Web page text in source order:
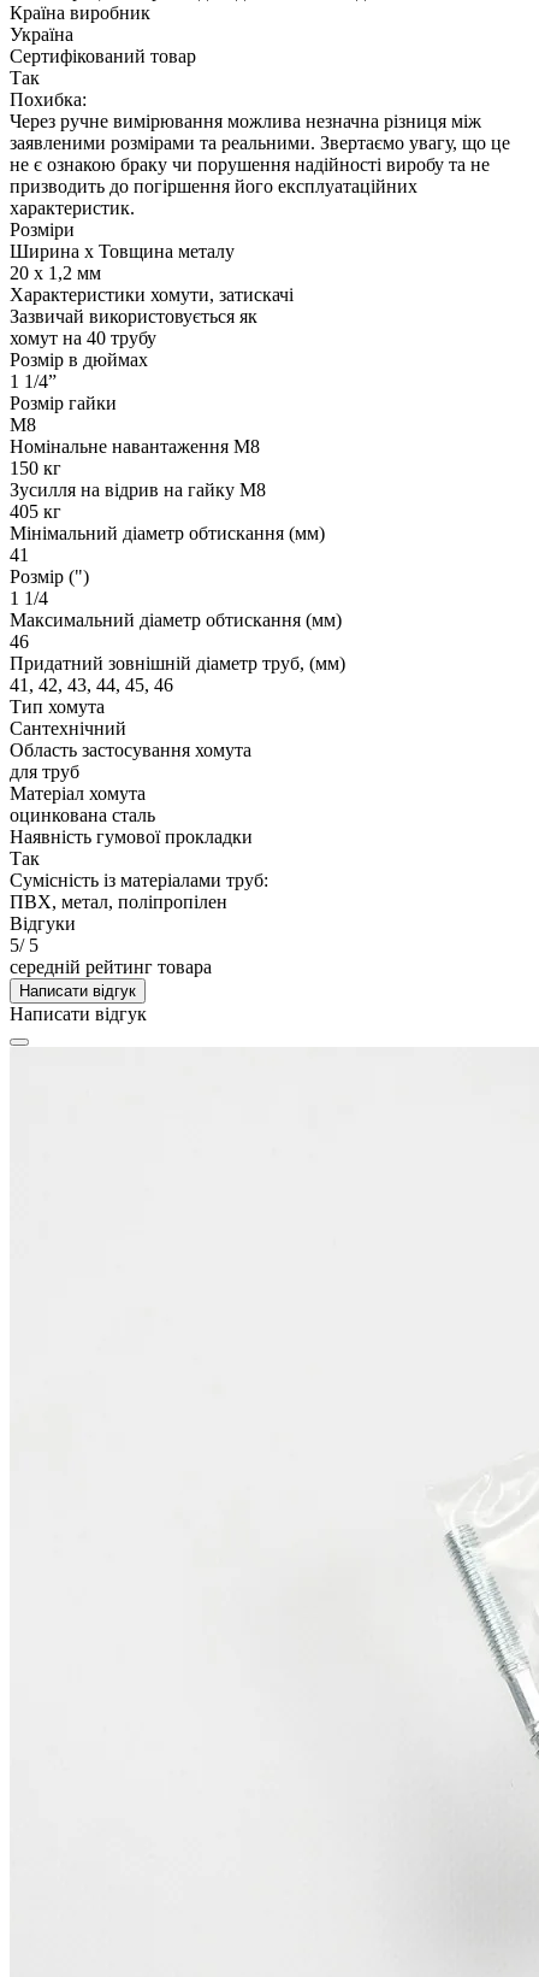
Країна виробник
Україна
Сертифікований товар
Так
Похибка:
Через ручне вимірювання можлива незначна різниця між
заявленими розмірами та реальними. Звертаємо увагу, що це
не є ознакою браку чи порушення надійності виробу та не
призводить до погіршення його експлуатаційних
характеристик.
Розміри
Ширина х Товщина металу
20 х 1,2 мм
Характеристики хомути, затискачі
Зазвичай використовується як
хомут на 40 трубу
Розмір в дюймах
1 1/4”
Розмір гайки
М8
Номінальне навантаження М8
150 кг
Зусилля на відрив на гайку М8
405 кг
Мінімальний діаметр обтискання (мм)
41
Розмір (")
1 1/4
Максимальний діаметр обтискання (мм)
46
Придатний зовнішній діаметр труб, (мм)
41, 42, 43, 44, 45, 46
Тип хомута
Сантехнічний
Область застосування хомута
для труб
Матеріал хомута
оцинкована сталь
Наявність гумової прокладки
Так
Сумісність із матеріалами труб:
ПВХ, метал, поліпропілен
Відгуки
5/ 5
середній рейтинг товара
Написати відгук
Написати відгук